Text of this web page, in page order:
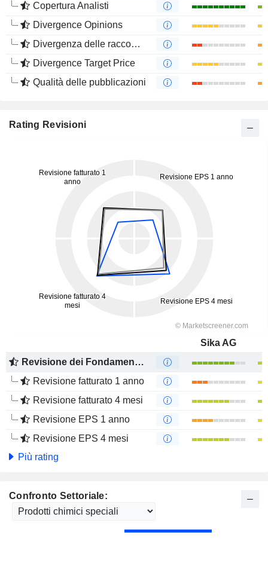
Copertura Analisti
Divergence Opinions
Divergenza delle raccomandazioni degli analisti
Divergence Target Price
Qualità delle pubblicazioni
Rating Revisioni
Sika AG
Revisione dei Fondamentali
Revisione fatturato 1 anno
Revisione fatturato 4 mesi
Revisione EPS 1 anno
Revisione EPS 4 mesi
Più rating
Confronto Settoriale: